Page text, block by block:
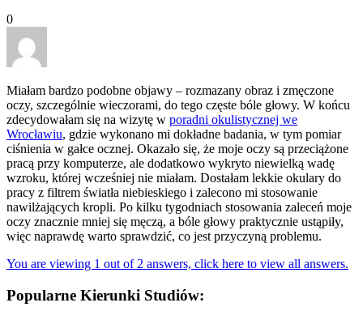
0
Miałam bardzo podobne objawy – rozmazany obraz i zmęczone
oczy, szczególnie wieczorami, do tego częste bóle głowy. W końcu
zdecydowałam się na wizytę w poradni okulistycznej we
Wrocławiu, gdzie wykonano mi dokładne badania, w tym pomiar
ciśnienia w gałce ocznej. Okazało się, że moje oczy są przeciążone
pracą przy komputerze, ale dodatkowo wykryto niewielką wadę
wzroku, której wcześniej nie miałam. Dostałam lekkie okulary do
pracy z filtrem światła niebieskiego i zalecono mi stosowanie
nawilżających kropli. Po kilku tygodniach stosowania zaleceń moje
oczy znacznie mniej się męczą, a bóle głowy praktycznie ustąpiły,
więc naprawdę warto sprawdzić, co jest przyczyną problemu.
You are viewing 1 out of 2 answers, click here to view all answers.
Popularne Kierunki Studiów: